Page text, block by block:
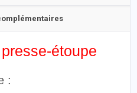
étoupe
: